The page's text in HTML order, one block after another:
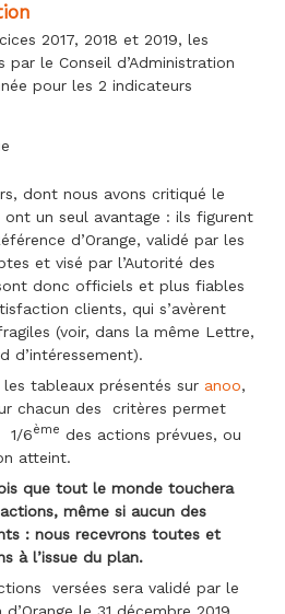
2017, 2018 et 2019, les
le Conseil d’Administration
pour les 2 indicateurs
dont nous avons critiqué le
un seul avantage : ils figurent
d’Orange, validé par les
et visé par l’Autorité des
donc officiels et plus fiables
clients, qui s’avèrent
(voir, dans la même Lettre,
d’intéressement).
tableaux présentés sur anoo,
chacun des critères permet
1/6ème des actions prévues, ou
atteint.
que tout le monde touchera
même si aucun des
: nous recevrons toutes et
à l’issue du plan.
versées sera validé par le
le 31 décembre 2019.